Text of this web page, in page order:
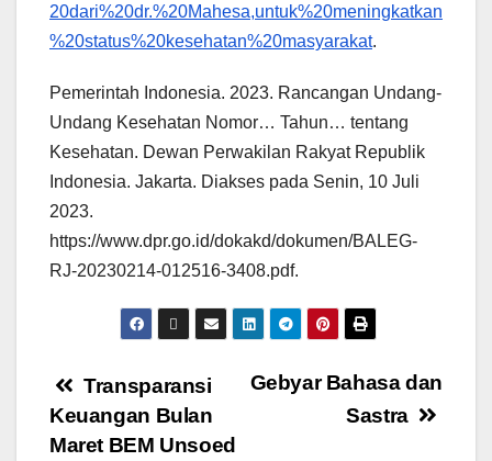
20dari%20dr.%20Mahesa,untuk%20meningkatkan
%20status%20kesehatan%20masyarakat.
Pemerintah Indonesia. 2023. Rancangan Undang-
Undang Kesehatan Nomor… Tahun… tentang
Kesehatan. Dewan Perwakilan Rakyat Republik
Indonesia. Jakarta. Diakses pada Senin, 10 Juli
2023.
https://www.dpr.go.id/dokakd/dokumen/BALEG-
RJ-20230214-012516-3408.pdf.
Gebyar Bahasa dan
Sastra
Transparansi
Keuangan Bulan
Maret BEM Unsoed